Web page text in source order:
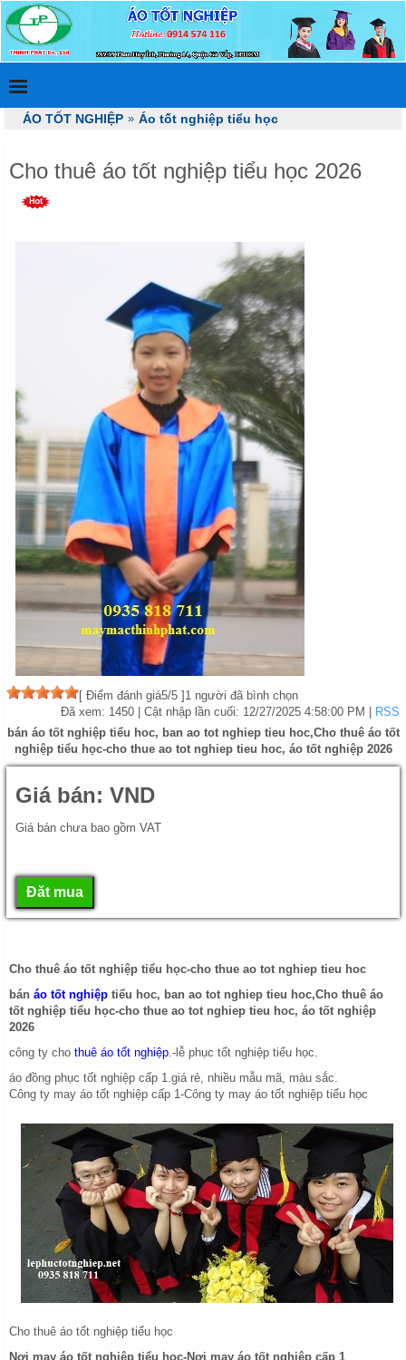
ÁO TỐT NGHIỆP » Áo tốt nghiệp tiểu học
Cho thuê áo tốt nghiệp tiểu học 2026
[ Điểm đánh giá5/5 ] 1 người đã bình chọn
Đã xem: 1450 | Cật nhập lần cuối: 12/27/2025 4:58:00 PM
RSS
bán áo tốt nghiệp tiểu hoc, ban ao tot nghiep tieu hoc,Cho thuê áo tốt
nghiệp tiểu học-cho thue ao tot nghiep tieu hoc, áo tốt nghiệp 2026
Giá bán: VND
Giá bán chưa bao gồm VAT
Cho thuê áo tốt nghiệp tiểu học-cho thue ao tot nghiep tieu hoc
bán áo tốt nghiệp tiểu hoc, ban ao tot nghiep tieu hoc,Cho thuê áo
tốt nghiệp tiểu học-cho thue ao tot nghiep tieu hoc, áo tốt nghiệp
2026
công ty cho thuê áo tốt nghiệp.-lễ phục tốt nghiệp tiểu học.
áo đồng phục tốt nghiệp cấp 1.giá rẻ, nhiều mẫu mã, màu sắc.
Công ty may áo tốt nghiệp cấp 1-Công ty may áo tốt nghiệp tiểu học
Cho thuê áo tốt nghiệp tiểu học
Nơi may áo tốt nghiệp tiểu học-Nơi may áo tốt nghiệp cấp 1